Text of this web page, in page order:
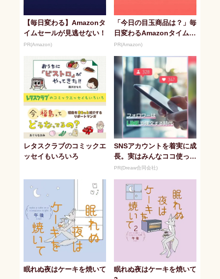
【毎日変わる】Amazonタ
イムセールが見逃せない！
PR(Amazon)
「今日の目玉商品は？」毎
日変わるAmazonタイムセ
ールが見逃せない
PR(Amazon)
レタスクラブのコミックエ
ッセイもいろいろ
SNSアカウントを着実に成
長。実はみんなココ使って
ます。
PR(Dreaw合同会社)
眠れぬ夜はケーキを焼いて
眠れぬ夜はケーキを焼いて